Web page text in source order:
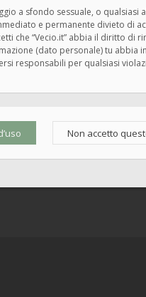
a sfondo sessuale, o
e permanente divieto
che “Vecio.it” abbia il diritto
(dato personale) tu
responsabili per qualsiasi